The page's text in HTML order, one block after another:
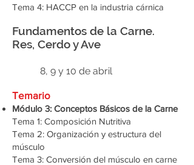
Tema 4: HACCP en la industria cárnica
Fundamentos de la Carne.
Res, Cerdo y Ave
8, 9 y 10 de abril
Temario
Módulo 3: Conceptos Básicos de la Carne
Tema 1: Composición Nutritiva
Tema 2: Organización y estructura del
músculo
Tema 3: Conversión del músculo en carne